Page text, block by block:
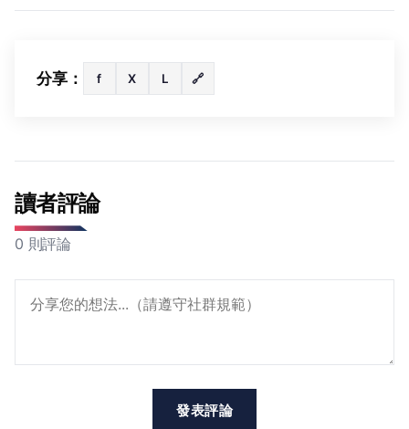
分享： f X L 🔗
讀者評論
0 則評論
發表評論